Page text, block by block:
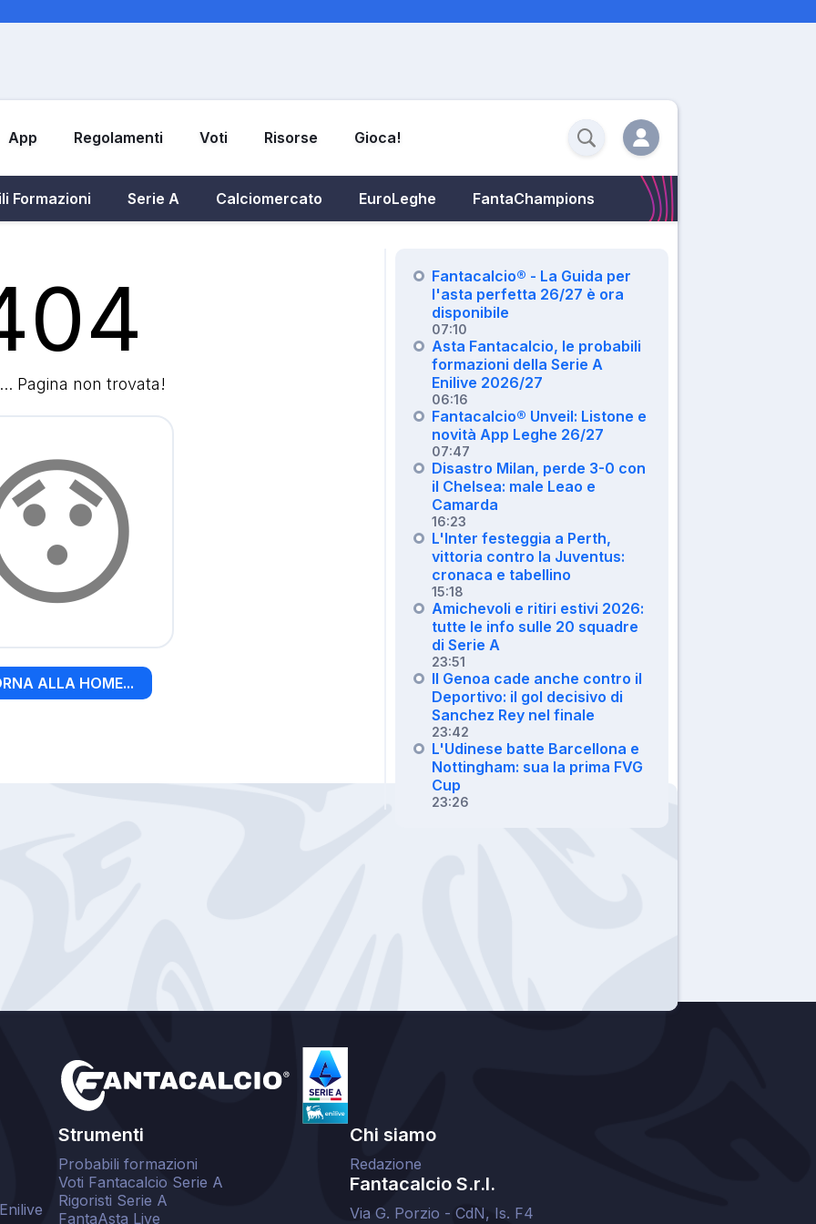
App Regolamenti Voti Risorse Gioca!
Formazioni Serie A Calciomercato EuroLeghe FantaChampions
Pagina non trovata!
ALLA HOME...
Fantacalcio® - La Guida per
l'asta perfetta 26/27 è ora
disponibile
07:10
Asta Fantacalcio, le probabili
formazioni della Serie A
Enilive 2026/27
06:16
Fantacalcio® Unveil: Listone e
novità App Leghe 26/27
07:47
Disastro Milan, perde 3-0 con
il Chelsea: male Leao e
Camarda
16:23
L'Inter festeggia a Perth,
vittoria contro la Juventus:
cronaca e tabellino
15:18
Amichevoli e ritiri estivi 2026:
tutte le info sulle 20 squadre
di Serie A
23:51
Il Genoa cade anche contro il
Deportivo: il gol decisivo di
Sanchez Rey nel finale
23:42
L'Udinese batte Barcellona e
Nottingham: sua la prima FVG
Cup
23:26
Strumenti
Probabili formazioni
Voti Fantacalcio Serie A
Rigoristi Serie A
FantaAsta Live
Chi siamo
Redazione
Fantacalcio S.r.l.
Via G. Porzio - CdN, Is. F4